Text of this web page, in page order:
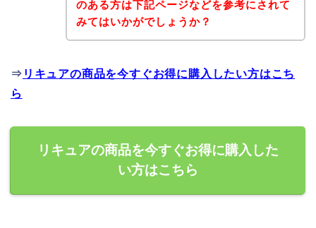
のある方は下記ページなどを参考にされて
みてはいかがでしょうか？
⇒ リキュアの商品を今すぐお得に購入したい方はこち
ら
リキュアの商品を今すぐお得に購入した
い方はこちら